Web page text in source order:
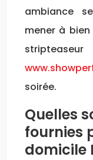
ambiance
mener à
soirée.
Quelles
fournies
domicile